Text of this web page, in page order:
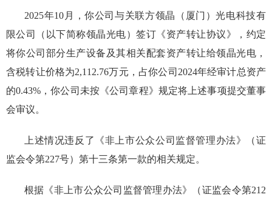
2025年10月，你公司与关联方领晶（厦门）光电科技有
限公司（以下简称领晶光电）签订《资产转让协议》，约定
将你公司部分生产设备及其相关配套资产转让给领晶光电，
含税转让价格为2,112.76万元，占你公司2024年经审计总资产
的0.43%，你公司未按《公司章程》规定将上述事项提交董事
会审议。
上述情况违反了《非上市公众公司监督管理办法》（证
监会令第227号）第十三条第一款的相关规定。
根据 《非上市公众公司监督管理办法》（证监会令第212